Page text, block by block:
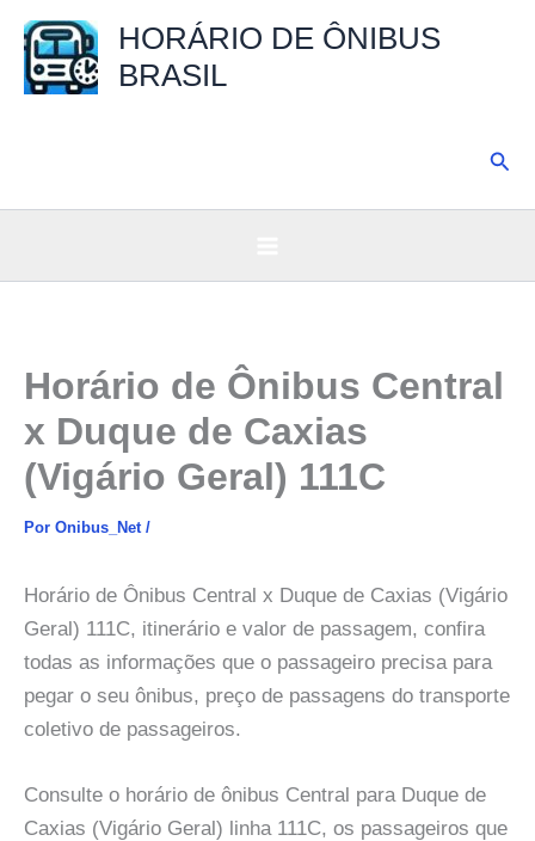
para
HORÁRIO DE ÔNIBUS
BRASIL
Horário de Ônibus Central
x Duque de Caxias
(Vigário Geral) 111C
Por Onibus_Net /
Horário de Ônibus Central x Duque de Caxias (Vigário
Geral) 111C, itinerário e valor de passagem, confira
todas as informações que o passageiro precisa para
pegar o seu ônibus, preço de passagens do transporte
coletivo de passageiros.
Consulte o horário de ônibus Central para Duque de
Caxias (Vigário Geral) linha 111C, os passageiros que